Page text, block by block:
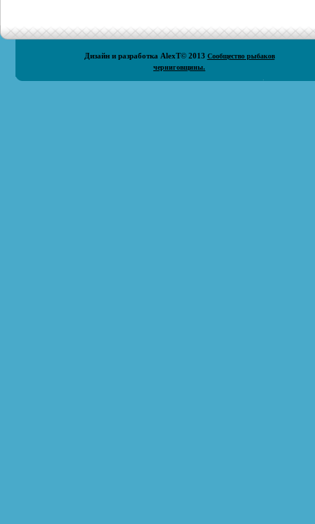
Дизайн и разработка AlexT© 2013 Сообщество рыбаков
черниговщины.